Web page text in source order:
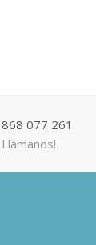
868 077 261
Llámanos!